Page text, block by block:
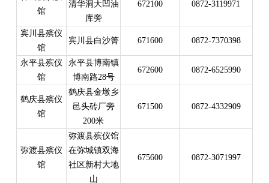
馆
清华洞大凹油
库旁
672100 0872-3119971
宾川县殡仪
馆
宾川县白沙箐 671600 0872-7370398
永平县殡仪
馆
永平县博南镇
博南路28号
672600 0872-6525990
鹤庆县殡仪
馆
鹤庆县金墩乡
邑头砖厂旁
200米
671500 0872-4332909
弥渡县殡仪
馆
弥渡县殡仪馆
在弥城镇双海
社区新村大地
山
675600 0872-3071997